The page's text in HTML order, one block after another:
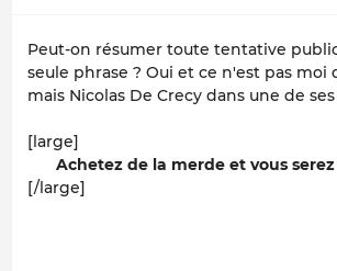
Peut-on résumer toute tentative
seule phrase ? Oui et ce n'est pas moi
mais Nicolas De Crecy dans une de
[large]
Achetez de la merde et vous
[/large]